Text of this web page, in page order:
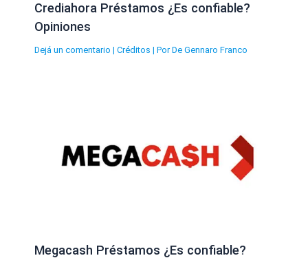
Crediahora Préstamos ¿Es confiable?
Opiniones
Dejá un comentario | Créditos | Por De Gennaro Franco
Megacash Préstamos ¿Es confiable?